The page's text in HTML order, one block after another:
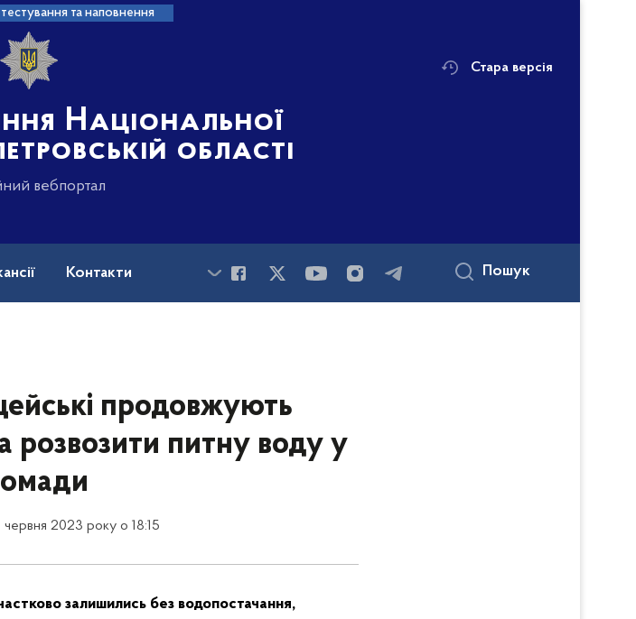
та наповнення
Національної
області
вебпортал
Стара версія
Контакти Пошук
продовжують
розвозити питну воду у
червня 2023 року о 18:15
залишились без водопостачання,